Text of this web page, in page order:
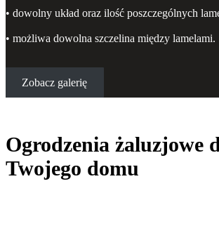
• dowolny układ oraz ilość poszczególnych
• możliwa dowolna szczelina między lamelami.
Zobacz galerię
Ogrodzenia żaluzjowe
Twojego domu